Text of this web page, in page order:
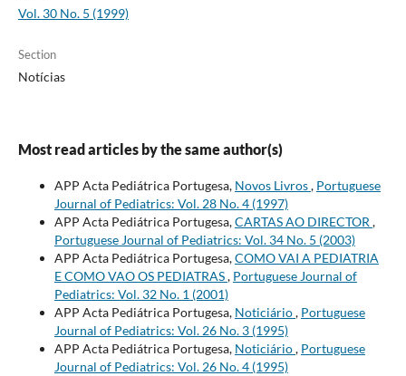
Vol. 30 No. 5 (1999)
Section
Notícias
Most read articles by the same author(s)
APP Acta Pediátrica Portugesa, Novos Livros, Portuguese
Journal of Pediatrics: Vol. 28 No. 4 (1997)
APP Acta Pediátrica Portugesa,CARTAS AO DIRECTOR ,
Portuguese Journal of Pediatrics: Vol. 34 No. 5 (2003)
APP Acta Pediátrica Portugesa,COMO VAI A PEDIATRIA
E COMO VAO OS PEDIATRAS, Portuguese Journal of
Pediatrics: Vol. 32 No. 1 (2001)
APP Acta Pediátrica Portugesa, Noticiário, Portuguese
Journal of Pediatrics: Vol. 26 No. 3 (1995)
APP Acta Pediátrica Portugesa, Noticiário, Portuguese
Journal of Pediatrics: Vol. 26 No. 4 (1995)